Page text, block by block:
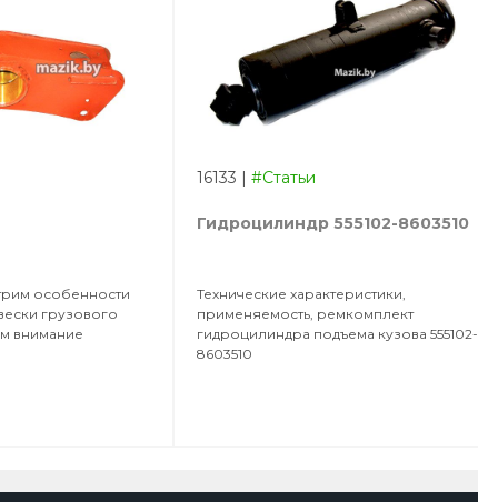
особенности
грузового
внимание
16133 | #Статьи
Гидроцилиндр 555102-8603510
Технические характеристики,
применяемость, ремкомплект
гидроцилиндра подъема кузова 555102-
8603510